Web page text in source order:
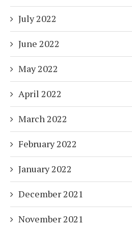
July 2022
June 2022
May 2022
April 2022
March 2022
February 2022
January 2022
December 2021
November 2021